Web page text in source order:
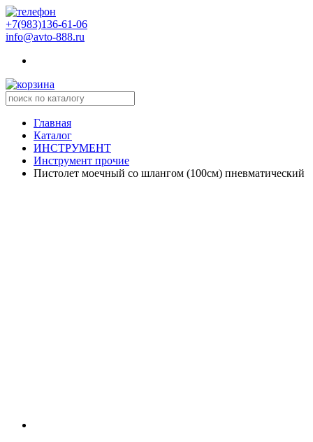
+7(983)136-61-06
info@avto-888.ru
Главная
Каталог
ИНСТРУМЕНТ
Инструмент прочиe
Пистолет моечный со шлангом (100см) пневматический